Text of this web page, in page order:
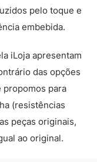
pelo toque e
embebida.
iLoja apresentam
das opções
para
(resistências
peças originais,
ao original.